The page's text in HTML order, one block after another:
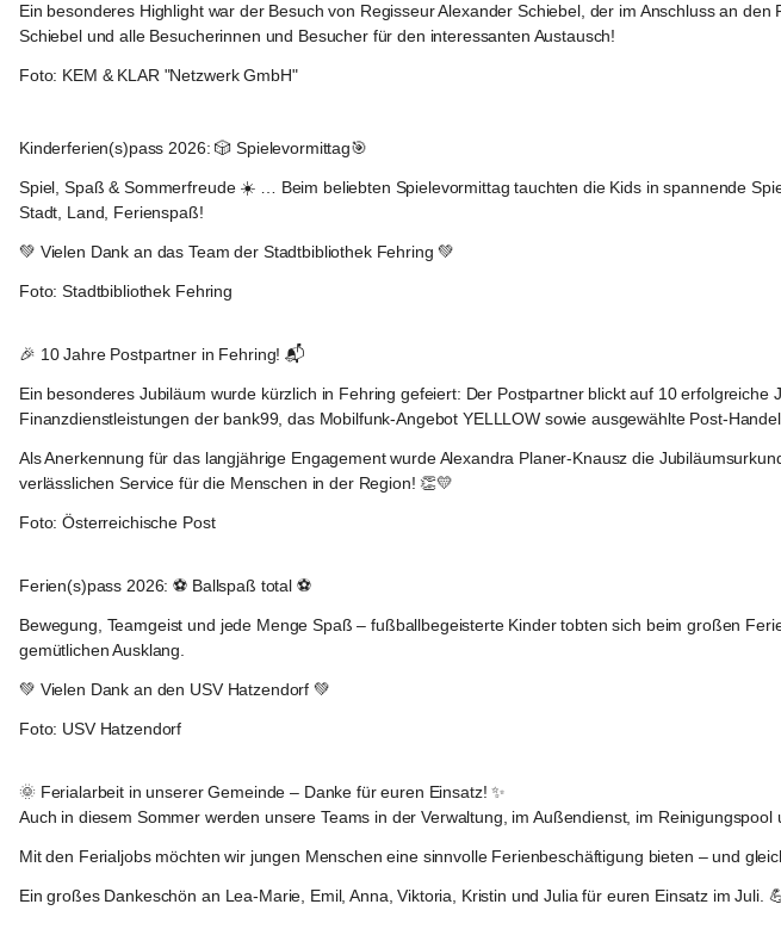
Ein besonderes Highlight war der Besuch von Regisseur Alexander Schiebel, der im Anschluss an
Schiebel und alle Besucherinnen und Besucher für den interessanten Austausch!
Foto: KEM & KLAR "Netzwerk GmbH"
Kinderferien(s)pass 2026: 🎲 Spielevormittag🎯
Spiel, Spaß & Sommerfreude ☀️ … Beim beliebten Spielevormittag tauchten die Kids in spannende
Stadt, Land, Ferienspaß!
💚 Vielen Dank an das Team der Stadtbibliothek Fehring 💚
Foto: Stadtbibliothek Fehring
🎉 10 Jahre Postpartner in Fehring! 📬
Ein besonderes Jubiläum wurde kürzlich in Fehring gefeiert: Der Postpartner blickt auf 10
Finanzdienstleistungen der bank99, das Mobilfunk-Angebot YELLLOW sowie ausgewählte Post-
Als Anerkennung für das langjährige Engagement wurde Alexandra Planer-Knausz die
verlässlichen Service für die Menschen in der Region! 👏💛
Foto: Österreichische Post
Ferien(s)pass 2026: ⚽️ Ballspaß total ⚽️
Bewegung, Teamgeist und jede Menge Spaß – fußballbegeisterte Kinder tobten sich beim großen
gemütlichen Ausklang.
💚 Vielen Dank an den USV Hatzendorf 💚
Foto: USV Hatzendorf
🌞 Ferialarbeit in unserer Gemeinde – Danke für euren Einsatz! ✨
Auch in diesem Sommer werden unsere Teams in der Verwaltung, im Außendienst, im
Mit den Ferialjobs möchten wir jungen Menschen eine sinnvolle Ferienbeschäftigung bieten – und
Ein großes Dankeschön an Lea-Marie, Emil, Anna, Viktoria, Kristin und Julia für euren Einsatz im